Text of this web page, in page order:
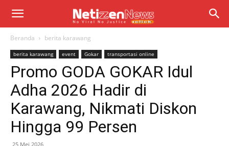
Beranda berita karawang
berita karawang event Gokar transportasi online
Promo GODA GOKAR Idul
Adha 2026 Hadir di
Karawang, Nikmati Diskon
Hingga 99 Persen
25 Mei 2026